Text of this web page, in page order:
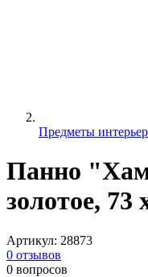
Предметы
Панно
золотое, 73
Артикул: 28873
0 отзывов
0 вопросов